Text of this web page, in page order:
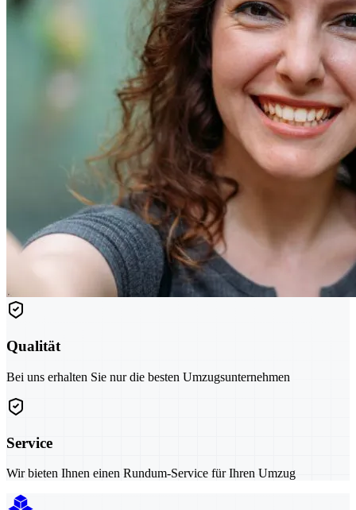
Qualität
Bei uns erhalten Sie nur die besten Umzugsunternehmen
Service
Wir bieten Ihnen einen Rundum-Service für Ihren Umzug